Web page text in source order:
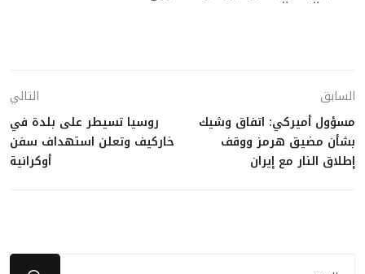
السابق
مسؤول أميركي: اتفاق وشيك
بشأن مضيق هرمز ووقف
إطلاق النار مع إيران
التالي
روسيا تسيطر على بلدة في
خاركيف وتعلن استهداف سفن
أوكرانية